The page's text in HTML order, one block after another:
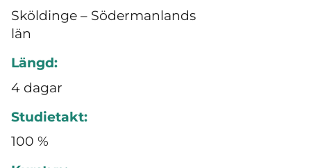
Sköldinge – Södermanlands
län
Längd:
4 dagar
Studietakt:
100 %